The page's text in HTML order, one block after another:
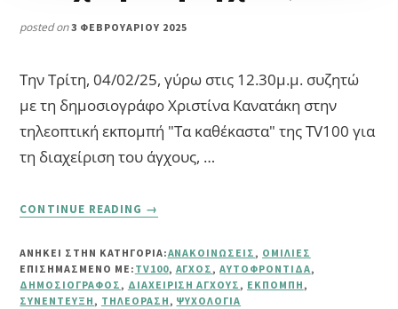
posted on3 ΦΕΒΡΟΥΑΡΊΟΥ 2025
Την Τρίτη, 04/02/25, γύρω στις 12.30μ.μ. συζητώ
με τη δημοσιογράφο Χριστίνα Κανατάκη στην
τηλεοπτική εκπομπή "Τα καθέκαστα" της TV100 για
τη διαχείριση του άγχους, …
CONTINUE READING
ABOUT
ΔΙΑΧΕΊΡΙΣΗ
→
ΑΝΗΚΕΙ ΣΤΗΝ ΚΑΤΗΓΟΡΙΑ:ΑΝΑΚΟΙΝΏΣΕΙΣ, ΟΜΙΛΊΕΣ
ΕΠΙΣΗΜΑΣΜΈΝΟ ΜΕ: TV100, ΆΓΧΟΣ,ΑΥΤΟΦΡΟΝΤΊΔΑ,
ΔΗΜΟΣΙΟΓΡΆΦΟΣ, ΔΙΑΧΕΊΡΙΣΗ ΆΓΧΟΥΣ, ΕΚΠΟΜΠΉ,
ΣΥΝΈΝΤΕΥΞΗ, ΤΗΛΕΌΡΑΣΗ, ΨΥΧΟΛΟΓΊΑ